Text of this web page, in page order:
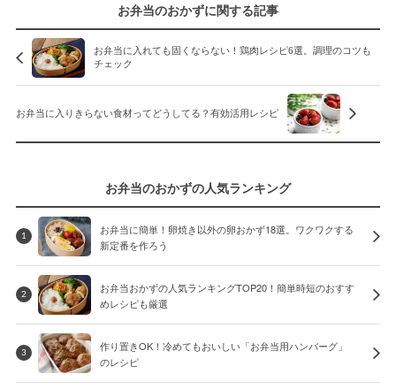
お弁当のおかずに関する記事
お弁当に入れても固くならない！鶏肉レシピ6選。調理のコツも
チェック
お弁当に入りきらない食材ってどうしてる？有効活用レシピ
お弁当のおかずの人気ランキング
1
お弁当に簡単！卵焼き以外の卵おかず18選。ワクワクする
新定番を作ろう
2
お弁当おかずの人気ランキングTOP20！簡単時短のおすす
めレシピも厳選
3
作り置きOK！冷めてもおいしい「お弁当用ハンバーグ」
のレシピ